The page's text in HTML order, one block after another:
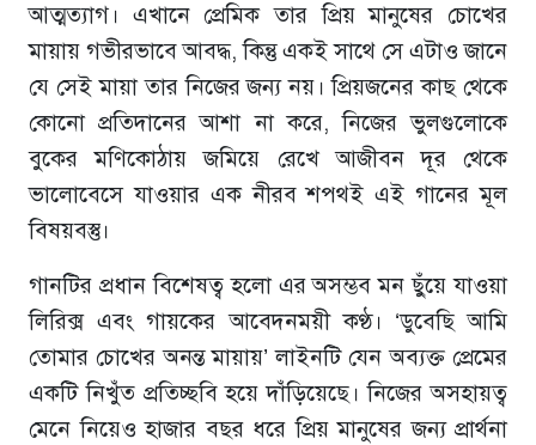
আত্মত্যাগ। এখানে প্রেমিক তার প্রিয় মানুষের চোখের
মায়ায় গভীরভাবে আবদ্ধ, কিন্তু একই সাথে সে এটাও জানে
যে সেই মায়া তার নিজের জন্য নয়। প্রিয়জনের কাছ থেকে
কোনো প্রতিদানের আশা না করে, নিজের ভুলগুলোকে
বুকের মণিকোঠায় জমিয়ে রেখে আজীবন দূর থেকে
ভালোবেসে যাওয়ার এক নীরব শপথই এই গানের মূল
বিষয়বস্তু।
গানটির প্রধান বিশেষত্ব হলো এর অসম্ভব মন ছুঁয়ে যাওয়া
লিরিক্স এবং গায়কের আবেদনময়ী কণ্ঠ। ‘ডুবেছি আমি
তোমার চোখের অনন্ত মায়ায়’ লাইনটি যেন অব্যক্ত প্রেমের
একটি নিখুঁত প্রতিচ্ছবি হয়ে দাঁড়িয়েছে। নিজের অসহায়ত্ব
মেনে নিয়েও হাজার বছর ধরে প্রিয় মানুষের জন্য প্রার্থনা